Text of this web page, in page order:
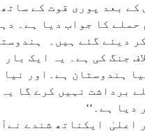
کے بعد پوری قوت کے
حملے کا جواب دیا ہے۔
دیئے گئے ہیں۔
جنگ کی ہے۔ یہ ایک بار
ہندوستان ہے۔اور
برداشت نہیں کرے گا
دیا ہے۔‘‘
اعلیٰ ایکناتھ شندے